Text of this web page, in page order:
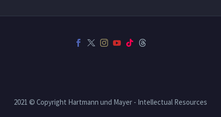
2021 © Copyright Hartmann und Mayer - Intellectual Resources